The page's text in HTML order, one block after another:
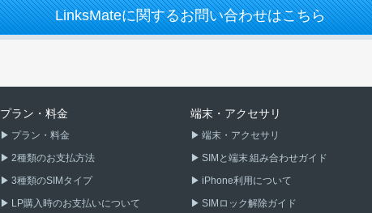
LinksMateに関するお問い合わせはこちら
プラン・料金
プラン・料金
2種類のお支払方法
3種類のSIMタイプ
LP購入時のお支払いについて
端末・アクセサリ
端末・アクセサリ
SIMと端末 組み合わせガイド
iPhone利用について
SIMロック解除ガイド